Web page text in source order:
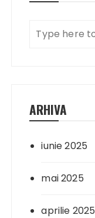
ARHIVA
iunie 2025
mai 2025
aprilie 2025